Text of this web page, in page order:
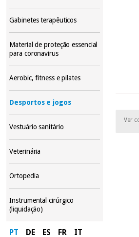
Gabinetes terapêuticos
Material de proteção essencial
para coronavirus
Aerobic, fitness e pilates
Desportos e jogos
Vestuário sanitário
Veterinária
Ortopedia
Instrumental cirúrgico
(liquidação)
PT DE ES FR
IT
Ver